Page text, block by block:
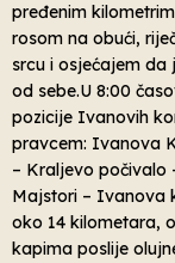
pređenim
rosom na obući,
srcu i osjećajem
od sebe.U 8:00
pozicije Ivanovih
pravcem: Ivanova
– Kraljevo počivalo
Majstori – Ivanova
oko 14 kilometara,
kapima poslije